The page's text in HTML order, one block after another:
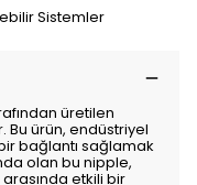
Sistemler
üretilen
Bu ürün, endüstriyel
bağlantı sağlamak
olan bu nipple,
etkili bir